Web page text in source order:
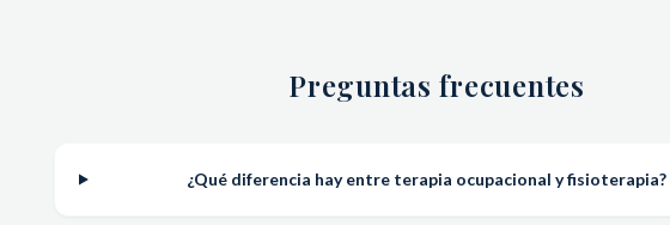
Preguntas frecuentes
¿Qué diferencia hay entre terapia ocupacional y fisioterapia?